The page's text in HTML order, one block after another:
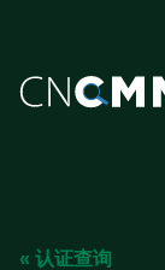
« 认证查询